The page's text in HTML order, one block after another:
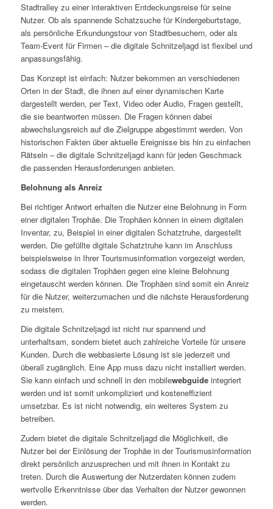
Stadtralley zu einer interaktiven Entdeckungsreise für seine
Nutzer. Ob als spannende Schatzsuche für Kindergeburtstage,
als persönliche Erkundungstour von Stadtbesuchern, oder als
Team-Event für Firmen – die digitale Schnitzeljagd ist flexibel und
anpassungsfähig.
Das Konzept ist einfach: Nutzer bekommen an verschiedenen
Orten in der Stadt, die ihnen auf einer dynamischen Karte
dargestellt werden, per Text, Video oder Audio, Fragen gestellt,
die sie beantworten müssen. Die Fragen können dabei
abwechslungsreich auf die Zielgruppe abgestimmt werden. Von
historischen Fakten über aktuelle Ereignisse bis hin zu einfachen
Rätseln – die digitale Schnitzeljagd kann für jeden Geschmack
die passenden Herausforderungen anbieten.
Belohnung als Anreiz
Bei richtiger Antwort erhalten die Nutzer eine Belohnung in Form
einer digitalen Trophäe. Die Trophäen können in einem digitalen
Inventar, zu, Beispiel in einer digitalen Schatztruhe, dargestellt
werden. Die gefüllte digitale Schatztruhe kann im Anschluss
beispielsweise in Ihrer Tourismusinformation vorgezeigt werden,
sodass die digitalen Trophäen gegen eine kleine Belohnung
eingetauscht werden können. Die Trophäen sind somit ein Anreiz
für die Nutzer, weiterzumachen und die nächste Herausforderung
zu meistern.
Die digitale Schnitzeljagd ist nicht nur spannend und
unterhaltsam, sondern bietet auch zahlreiche Vorteile für unsere
Kunden. Durch die webbasierte Lösung ist sie jederzeit und
überall zugänglich. Eine App muss dazu nicht installiert werden.
Sie kann einfach und schnell in den mobilewebguide integriert
werden und ist somit unkompliziert und kosteneffizient
umsetzbar. Es ist nicht notwendig, ein weiteres System zu
betreiben.
Zudem bietet die digitale Schnitzeljagd die Möglichkeit, die
Nutzer bei der Einlösung der Trophäe in der Tourismusinformation
direkt persönlich anzusprechen und mit ihnen in Kontakt zu
treten. Durch die Auswertung der Nutzerdaten können zudem
wertvolle Erkenntnisse über das Verhalten der Nutzer gewonnen
werden.